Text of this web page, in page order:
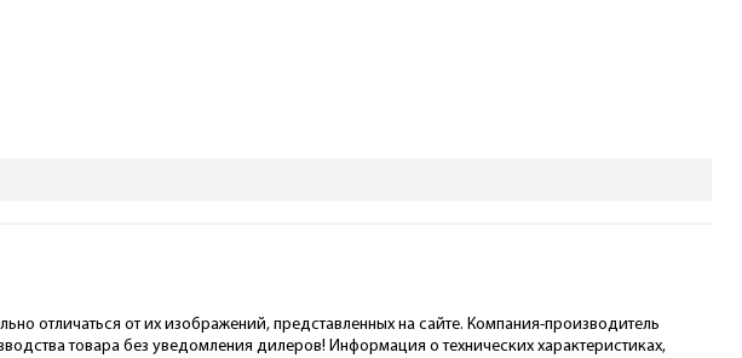
отличаться от их изображений, представленных на сайте. Компания-производитель
товара без уведомления дилеров! Информация о технических характеристиках,